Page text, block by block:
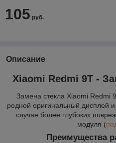
105 руб.
Описание
Xiaomi Redmi 9T -
Замена стекла Xiaomi Redmi
родной оригинальный дисплей
случае более глубоких
модуля (п
Преимущества